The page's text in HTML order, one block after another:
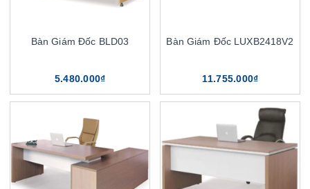
Bàn Giám Đốc BLD03
5.480.000₫
Bàn Giám Đốc LUXB2418V2
11.755.000₫